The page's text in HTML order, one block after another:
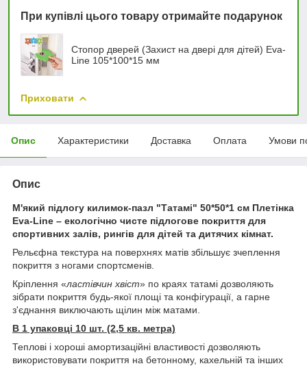
При купівлі цього товару отримайте подарунок
Стопор дверей (Захист на двері для дітей) Eva-
Line 105*100*15 мм
Приховати
Опис Характеристики Доставка Оплата Умови
Опис
М'який підлогу килимок-пазл "Татамі" 50*50*1 см Плетінка
Eva-Line – екологічно чисте підлогове покриття для
спортивних залів, рингів для дітей та дитячих кімнат.
Рельєфна текстура на поверхнях матів збільшує зчеплення
покриття з ногами спортсменів.
Кріплення «ластівчин хвіст» по краях татамі дозволяють
зібрати покриття будь-якої площі та конфігурації, а гарне
з'єднання виключають щілин між матами.
В 1 упаковці 10 шт. (2,5 кв. метра)
Теплові і хороші амортизаційні властивості дозволяють
використовувати покриття на бетонному, кахельній та інших